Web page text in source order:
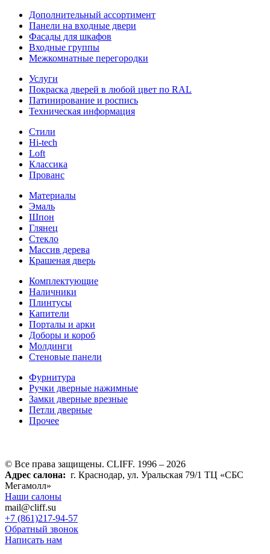
Дополнительный ассортимент
Панели на входные двери
Фасады для шкафов
Входные группы
Межкомнатные перегородки
Услуги
Покраска дверей в любой цвет по RAL
Патинирование и роспись
Техническая информация
Стили
Hi-tech
Loft
Классика
Прованс
Материалы
Эмаль
Шпон
Глянец
Стекло
Массив дерева
Крашеная дверь
Комплектующие
Наличники
Плинтусы
Капители
Порталы и арки
Доборы и короб
Молдинги
Стеновые панели
Фурнитура
Ручки дверные нажимные
Замки дверные врезные
Петли дверные
Прочее
© Все права защищены. CLIFF. 1996 – 2026
Адрес салона: г. Краснодар, ул. Уральская 79/1 ТЦ «СБС
Мегамолл»
Наши салоны
mail@cliff.su
+7 (861)217-94-57
Обратный звонок
Написать нам